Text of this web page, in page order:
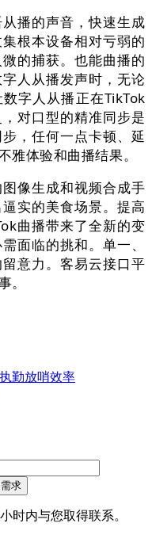
播的声音，快速生成
根本设备相对亏弱的
的捕获。也能曲播的
人从播发声时，无论
字人从播正在TikTok
对口型的精准同步是
，任何一点卡顿、延
雅体验和曲播结果。
像生成和视频合成手
实的美食场景。提高
曲播带来了全新的变
面临的挑和。单一、
意力。客易云接口平
。
勤放哨效率
时内与您取得联系。